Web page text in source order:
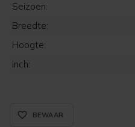
Seizoen:
Breedte:
Hoogte:
Inch:
favorite_border_rounded
BEWAAR